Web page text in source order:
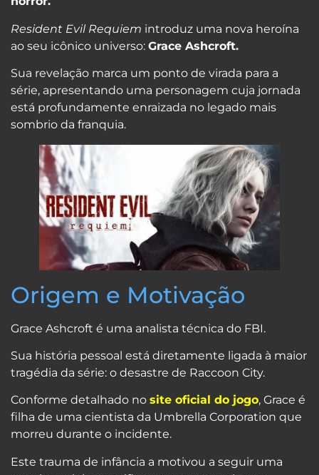
Resident Evil Requiem introduz uma nova heroína
ao seu icônico universo: Grace Ashcroft.
Sua revelação marca um ponto de virada para a
série, apresentando uma personagem cuja jornada
está profundamente enraizada no legado mais
sombrio da franquia.
Origem e Motivação
Grace Ashcroft é uma analista técnica do FBI.
Sua história pessoal está diretamente ligada à maior
tragédia da série: o desastre de Raccoon City.
Conforme detalhado no site oficial do jogo, Grace é
filha de uma cientista da Umbrella Corporation que
morreu durante o incidente.
Este trauma de infância a motivou a seguir uma